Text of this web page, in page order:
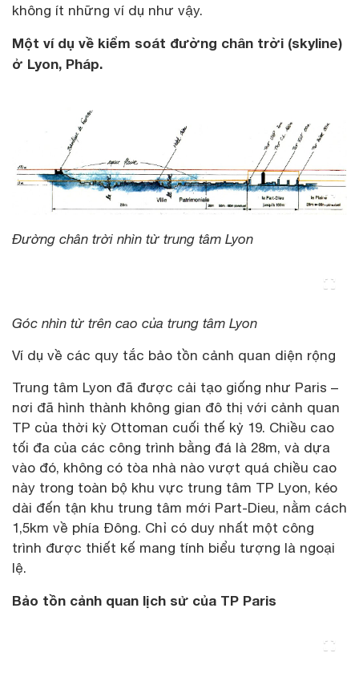
không ít những ví dụ như vậy.
Một ví dụ về kiểm soát đường chân trời (skyline)
ở Lyon, Pháp.
Đường chân trời nhìn từ trung tâm Lyon
Góc nhìn từ trên cao của trung tâm Lyon
Ví dụ về các quy tắc bảo tồn cảnh quan diện rộng
Trung tâm Lyon đã được cải tạo giống như Paris –
nơi đã hình thành không gian đô thị với cảnh quan
TP của thời kỳ Ottoman cuối thế kỷ 19. Chiều cao
tối đa của các công trình bằng đá là 28m, và dựa
vào đó, không có tòa nhà nào vượt quá chiều cao
này trong toàn bộ khu vực trung tâm TP Lyon, kéo
dài đến tận khu trung tâm mới Part-Dieu, nằm cách
1,5km về phía Đông. Chỉ có duy nhất một công
trình được thiết kế mang tính biểu tượng là ngoại
lệ.
Bảo tồn cảnh quan lịch sử của TP Paris